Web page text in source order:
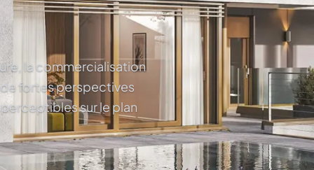
la commercialisation
fortes perspectives
sur le plan